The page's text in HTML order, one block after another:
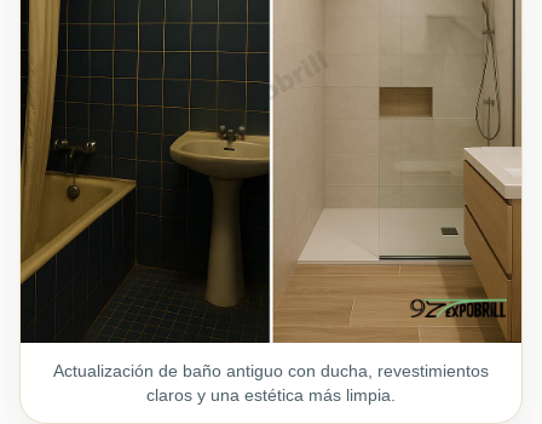
Actualización de baño antiguo con ducha, revestimientos
claros y una estética más limpia.